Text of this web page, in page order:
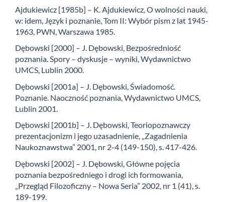
Ajdukiewicz [1985b] – K. Ajdukiewicz, O wolności nauki,
w: idem, Język i poznanie, Tom II: Wybór pism z lat 1945-
1963, PWN, Warszawa 1985.
Dębowski [2000] – J. Dębowski, Bezpośredniość
poznania. Spory – dyskusje – wyniki, Wydawnictwo
UMCS, Lublin 2000.
Dębowski [2001a] – J. Dębowski, Świadomość.
Poznanie. Naoczność poznania, Wydawnictwo UMCS,
Lublin 2001.
Dębowski [2001b] – J. Dębowski, Teoriopoznawczy
prezentacjonizm i jego uzasadnienie, „Zagadnienia
Naukoznawstwa” 2001, nr 2-4 (149-150), s. 417-426.
Dębowski [2002] – J. Dębowski, Główne pojęcia
poznania bezpośredniego i drogi ich formowania,
„Przegląd Filozoficzny – Nowa Seria” 2002, nr 1 (41), s.
189-199.